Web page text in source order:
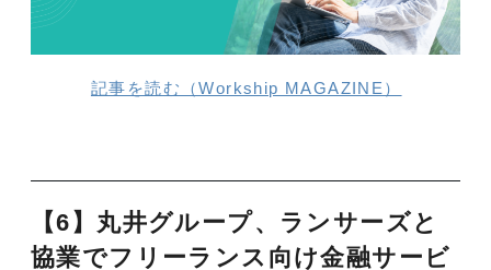
記事を読む（Workship MAGAZINE）
【6】丸井グループ、ランサーズと
協業でフリーランス向け金融サービ